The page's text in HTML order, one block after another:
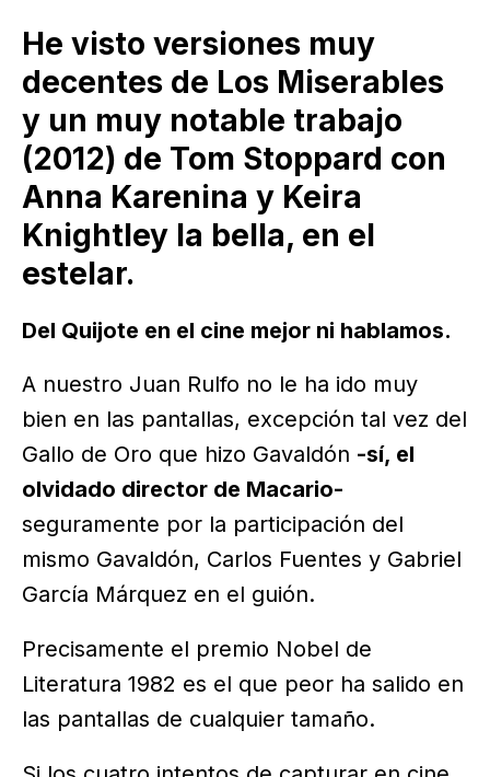
He visto versiones muy
decentes de Los Miserables
y un muy notable trabajo
(2012) de Tom Stoppard con
Anna Karenina y Keira
Knightley la bella, en el
estelar.
Del Quijote en el cine mejor ni hablamos.
A nuestro Juan Rulfo no le ha ido muy
bien en las pantallas, excepción tal vez del
Gallo de Oro que hizo Gavaldón -sí, el
olvidado director de Macario-
seguramente por la participación del
mismo Gavaldón, Carlos Fuentes y Gabriel
García Márquez en el guión.
Precisamente el premio Nobel de
Literatura 1982 es el que peor ha salido en
las pantallas de cualquier tamaño.